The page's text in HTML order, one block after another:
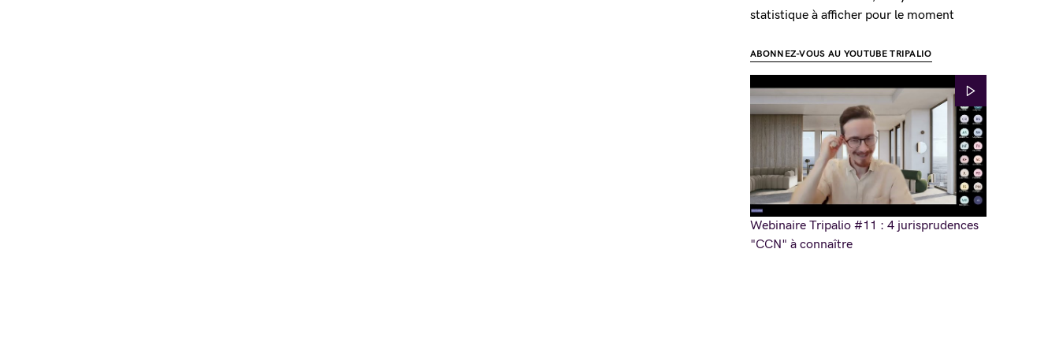
statistique à afficher pour le moment
ABONNEZ-VOUS AU YOUTUBE TRIPALIO
Webinaire Tripalio #11 : 4 jurisprudences
"CCN" à connaître